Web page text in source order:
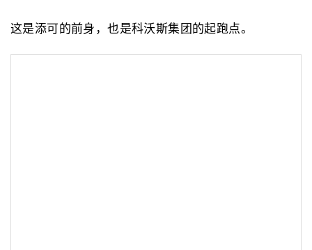
这是添可的前身，也是科沃斯集团的起跑点。